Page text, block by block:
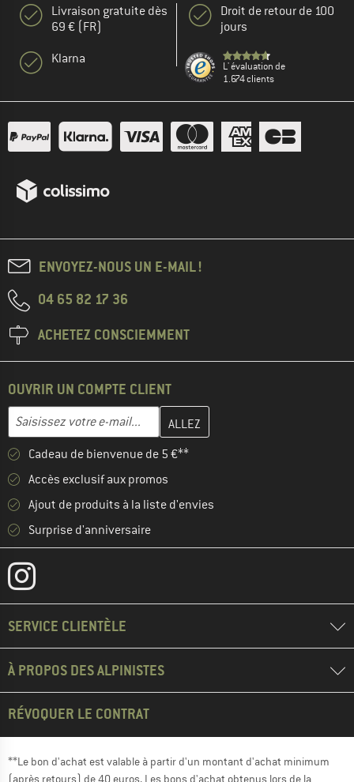
Livraison gratuite dès
69 € (FR)
Klarna
Droit de retour de 100
jours
L' évaluation de
1.674 clients
ENVOYEZ-NOUS UN E-MAIL !
04 65 82 17 36
ACHETEZ CONSCIEMMENT
OUVRIR UN COMPTE CLIENT
Saisissez votre e-mail...
Entrez votre adresse e-mail ici et créez votre compte client à la
Cadeau de bienvenue de 5 €**
Accès exclusif aux promos
Ajout de produits à la liste d'envies
Surprise d'anniversaire
SERVICE CLIENTÈLE
À PROPOS DES ALPINISTES
RÉVOQUER LE CONTRAT
**Le bon d'achat est valable à partir d'un montant d'achat minimum
(après retours) de 40 euros. Les bons d'achat obtenus lors de la